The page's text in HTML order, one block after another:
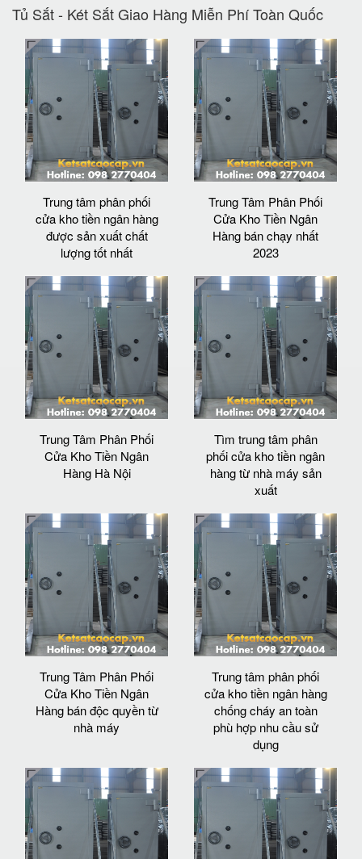
Tủ Sắt - Két Sắt Giao Hàng Miễn Phí Toàn Quốc
Trung tâm phân phối
cửa kho tiền ngân hàng
được sản xuất chất
lượng tốt nhất
Trung Tâm Phân Phối
Cửa Kho Tiền Ngân
Hàng bán chạy nhất
2023
Trung Tâm Phân Phối
Cửa Kho Tiền Ngân
Hàng Hà Nội
Tìm trung tâm phân
phối cửa kho tiền ngân
hàng từ nhà máy sản
xuất
Trung Tâm Phân Phối
Cửa Kho Tiền Ngân
Hàng bán độc quyền từ
nhà máy
Trung tâm phân phối
cửa kho tiền ngân hàng
chống cháy an toàn
phù hợp nhu cầu sử
dụng